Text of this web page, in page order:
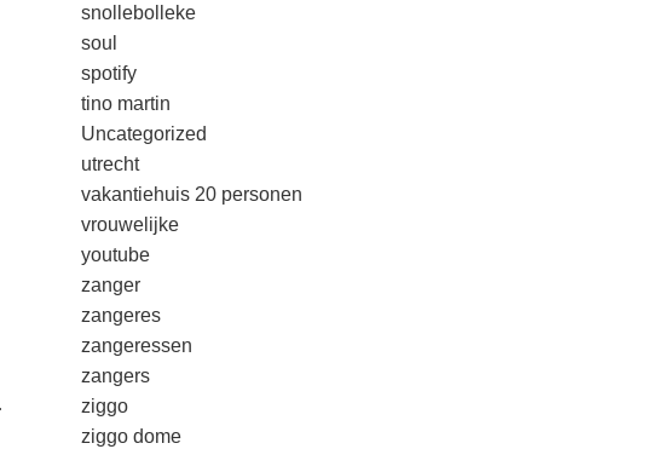
snollebolleke
soul
spotify
tino martin
Uncategorized
utrecht
vakantiehuis 20 personen
vrouwelijke
youtube
zanger
zangeres
zangeressen
zangers
ziggo
ziggo dome